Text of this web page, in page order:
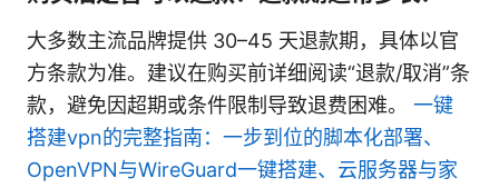
大多数主流品牌提供 30–45 天退款期，具体以官
方条款为准。建议在购买前详细阅读“退款/取消”条
款，避免因超期或条件限制导致退费困难。 一键
搭建vpn的完整指南：一步到位的脚本化部署、
OpenVPN与WireGuard一键搭建、云服务器与家